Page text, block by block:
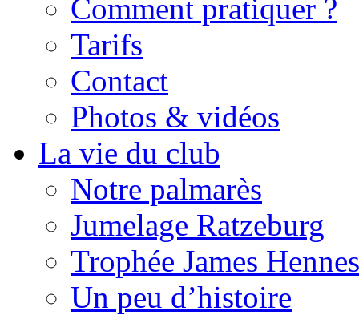
Comment pratiquer ?
Tarifs
Contact
Photos & vidéos
La vie du club
Notre palmarès
Jumelage Ratzeburg
Trophée James
Un peu d’histoire